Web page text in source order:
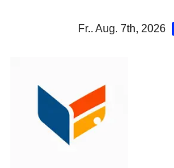
Fr.. Aug. 7th, 2026